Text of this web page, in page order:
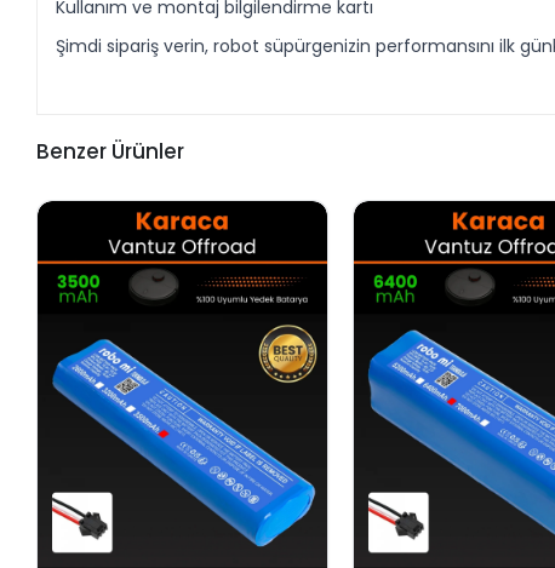
Kullanım ve montaj bilgilendirme kartı
Şimdi sipariş verin, robot süpürgenizin performansını ilk
Benzer Ürünler